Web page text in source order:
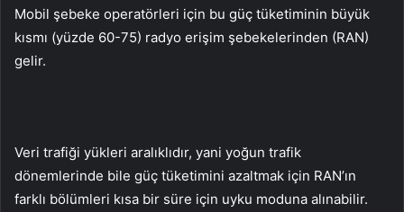
Mobil şebeke operatörleri için bu güç tüketiminin büyük
kısmı (yüzde 60-75) radyo erişim şebekelerinden (RAN)
gelir.
Veri trafiği yükleri aralıklıdır, yani yoğun trafik
dönemlerinde bile güç tüketimini azaltmak için RAN’ın
farklı bölümleri kısa bir süre için uyku moduna alınabilir.